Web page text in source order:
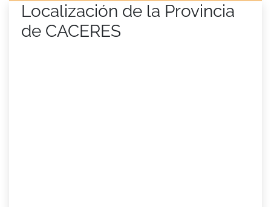
Localización de la Provincia
de CACERES